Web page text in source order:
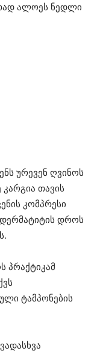
ალოეს ნედლი
ურევენ ღვინოს
თავის
კომპრესი
დერმატიტის დროს
პრაქტიკამ
ტამპონების